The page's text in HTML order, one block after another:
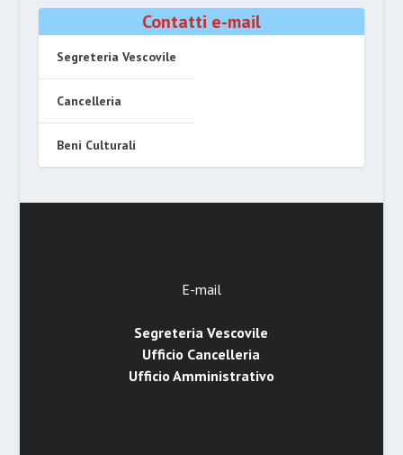
Contatti e-mail
Segreteria Vescovile
Cancelleria
Beni Culturali
E-mail
Segreteria Vescovile
Ufficio Cancelleria
Ufficio Amministrativo